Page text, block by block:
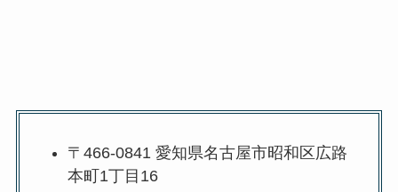
〒466-0841 愛知県名古屋市昭和区広路
本町1丁目16